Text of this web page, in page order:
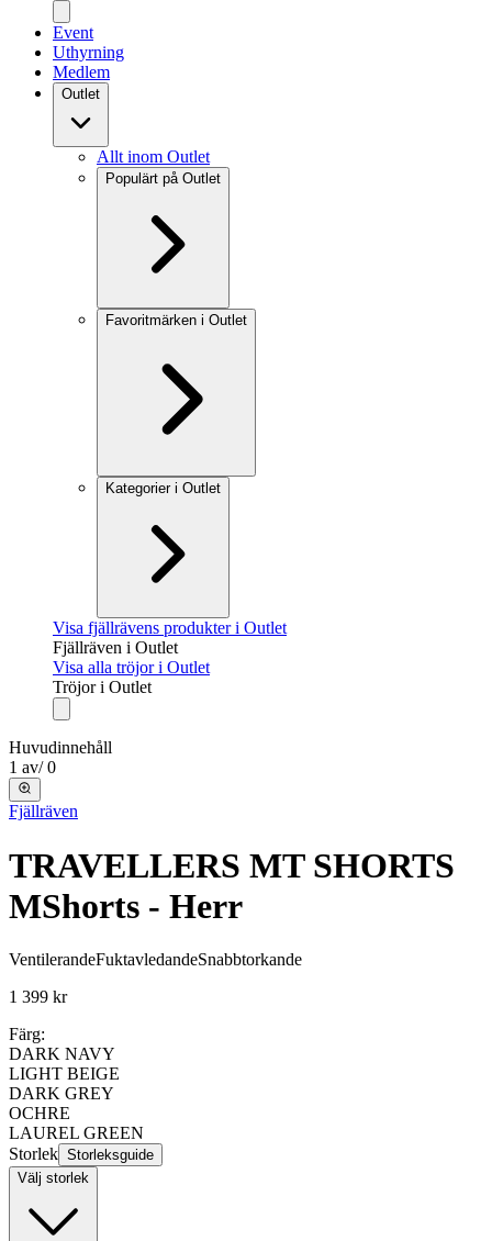
Event
Uthyrning
Medlem
Outlet
Allt inom Outlet
Populärt på Outlet
Favoritmärken i Outlet
Kategorier i Outlet
Visa fjällrävens produkter i Outlet
Fjällräven i Outlet
Visa alla tröjor i Outlet
Tröjor i Outlet
Huvudinnehåll
1 av/ 0
Fjällräven
TRAVELLERS MT SHORTS
MShorts - Herr
VentilerandeFuktavledandeSnabbtorkande
1 399 kr
Färg:
DARK NAVY
LIGHT BEIGE
DARK GREY
OCHRE
LAUREL GREEN
Storlek Storleksguide
Välj storlek